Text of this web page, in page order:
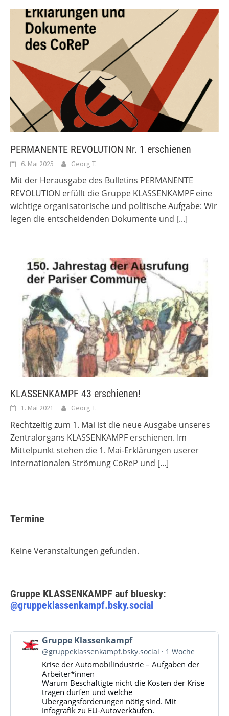
PERMANENTE REVOLUTION Nr. 1 erschienen
6. Mai 2025 Georg T.
Mit der Herausgabe des Bulletins PERMANENTE
REVOLUTION erfüllt die Gruppe KLASSENKAMPF eine
wichtige organisatorische und politische Aufgabe: Wir
legen die entscheidenden Dokumente und [...]
KLASSENKAMPF 43 erschienen!
1. Mai 2021 Georg T.
Rechtzeitig zum 1. Mai ist die neue Ausgabe unseres
Zentralorgans KLASSENKAMPF erschienen. Im
Mittelpunkt stehen die 1. Mai-Erklärungen userer
internationalen Strömung CoReP und [...]
Termine
Keine Veranstaltungen gefunden.
Gruppe KLASSENKAMPF auf bluesky:
@gruppeklassenkampf.bsky.social
Beitrag
von
Gruppe
Klassenkampf
Bluesky
ansehen
Gruppe Klassenkampf
@gruppeklassenkampf.bsky.social 1 Woche
Krise der Automobilindustrie – Aufgaben der
Arbeiter*innen
Warum Beschäftigte nicht die Kosten der Krise
tragen dürfen und welche
Übergangsforderungen nötig sind. Mit
Infografik zu EU-Autoverkäufen.